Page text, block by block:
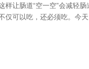
让肠道“空一空”会减轻
可以吃，还必须吃。今